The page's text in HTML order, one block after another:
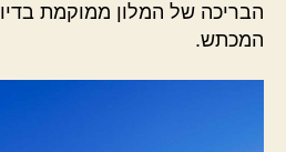
הבריכה של המלון ממוקמת
המכתש.